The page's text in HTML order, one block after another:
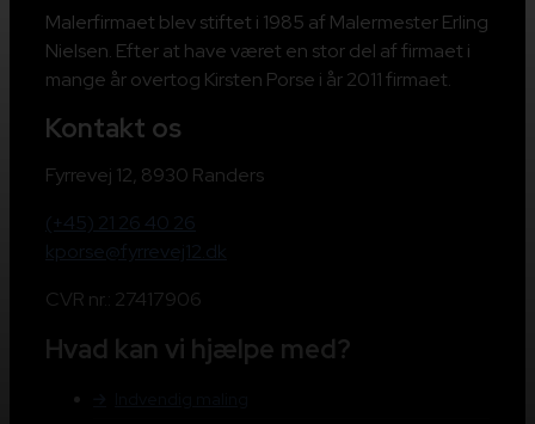
Malerfirmaet blev stiftet i 1985 af Malermester Erling
Nielsen. Efter at have været en stor del af firmaet i
mange år overtog Kirsten Porse i år 2011 firmaet.
Kontakt os
Fyrrevej 12, 8930 Randers
(+45) 21 26 40 26
kporse@fyrrevej12.dk
CVR nr.: 27417906
Hvad kan vi hjælpe med?